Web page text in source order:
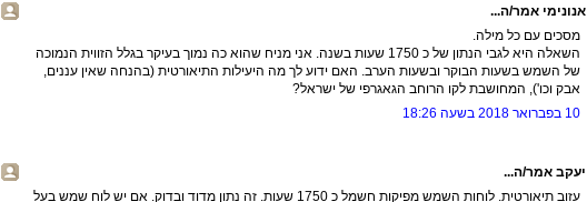
אנונימי אמר/ה...
מסכים עם כל מילה.
השאלה היא לגבי הנתון של כ 1750 שעות בשנה. אני מניח שהוא כה נמוך בעיקר בגלל הזווית הנמוכה
של השמש בשעות הבוקר ובשעות הערב. האם ידוע לך מה היעילות התיאורטית (בהנחה שאין עננים,
אבק וכו'), המחושבת לקו הרוחב הגאגרפי של ישראל?
10 בפברואר 2018 בשעה 18:26
יעקב אמר/ה...
עזוב תיאורטית. לוחות השמש מפיקות חשמל כ 1750 שעות. זה נתון מדוד ובדוק. אם יש לוח שמש בעל